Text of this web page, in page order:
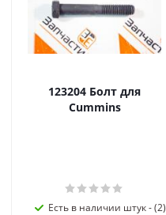
123204 Болт для
Cummins
Есть в наличии штук - (2)